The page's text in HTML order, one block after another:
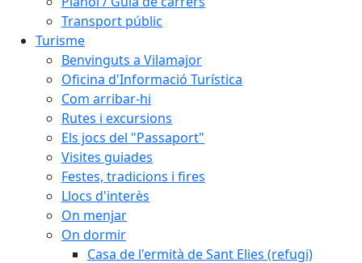
Transport públic
Turisme
Benvinguts a Vilamajor
Oficina d'Informació Turística
Com arribar-hi
Rutes i excursions
Els jocs del "Passaport"
Visites guiades
Festes, tradicions i fires
Llocs d'interès
On menjar
On dormir
Casa de l'ermità de Sant Elies (refugi)